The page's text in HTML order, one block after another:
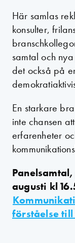
Här samlas
konsulter,
samtal och
det också på
En starkare
inte chansen
erfarenheter
augusti kl
förståelse